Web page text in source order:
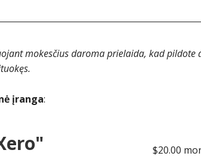
mokesčius daroma prielaida, kad pildote
įranga:
$20.00